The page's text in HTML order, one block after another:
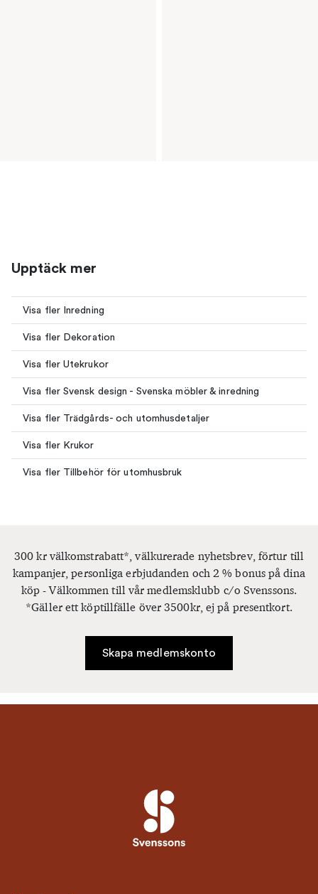
Upptäck mer
Visa fler Inredning
Visa fler Dekoration
Visa fler Utekrukor
Visa fler Svensk design - Svenska möbler & inredning
Visa fler Trädgårds- och utomhusdetaljer
Visa fler Krukor
Visa fler Tillbehör för utomhusbruk
300 kr välkomstrabatt*, välkurerade nyhetsbrev, förtur till
kampanjer, personliga erbjudanden och 2 % bonus på dina
köp - Välkommen till vår medlemsklubb c/o Svenssons.
*Gäller ett köptillfälle över 3500kr, ej på presentkort.
Skapa medlemskonto